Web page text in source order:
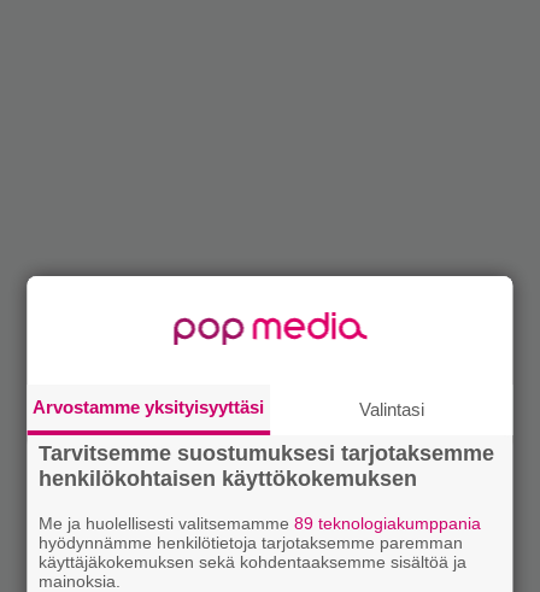
Arvostamme yksityisyyttäsi Valintasi
Tarvitsemme suostumuksesi tarjotaksemme
henkilökohtaisen käyttökokemuksen
Me ja huolellisesti valitsemamme89 teknologiakumppania
hyödynnämme henkilötietoja tarjotaksemme paremman
käyttäjäkokemuksen sekä kohdentaaksemme sisältöä ja
mainoksia.